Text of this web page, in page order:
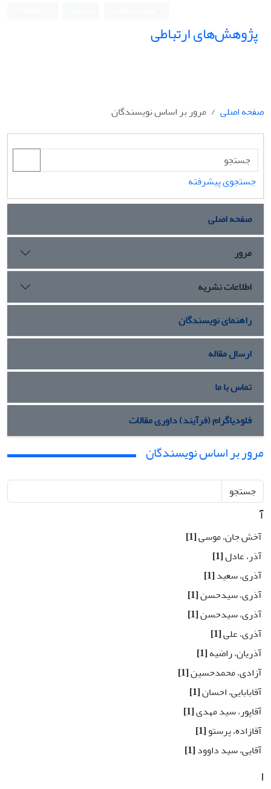
پژوهش‌های ارتباطی
صفحه اصلی مرور بر اساس نویسندگان
جستجوی پیشرفته
صفحه اصلی
مرور
اطلاعات نشریه
راهنمای نویسندگان
ارسال مقاله
تماس با ما
فلودیاگرام (فرآیند) داوری مقالات
مرور بر اساس نویسندگان
جستجو
آ
آخش جان، موسی[1]
آذر، عادل[1]
آذری، سعید[1]
آذری، سیدحسن[1]
آذری، سیدحسن[1]
آذری، علی[1]
آذریان، راضیه[1]
آزادی، محمدحسین[1]
آقابابایی، احسان[1]
آقاپور، سید مهدی[1]
آقازاده، پرستو[1]
آقایی، سید داوود[1]
ا